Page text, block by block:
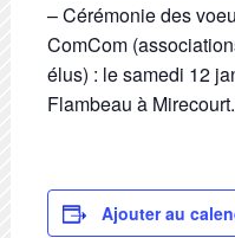
– Cérémonie des
ComCom
élus) : le samedi 12
Flambeau à Mirecourt.
Ajouter au